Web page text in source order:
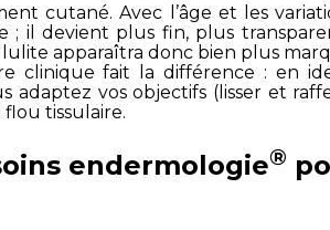
cutané. Avec l’âge et les
il devient plus fin, plus
apparaîtra donc bien plus
clinique fait la différence : en
adaptez vos objectifs (lisser et
tissulaire.
endermologie®